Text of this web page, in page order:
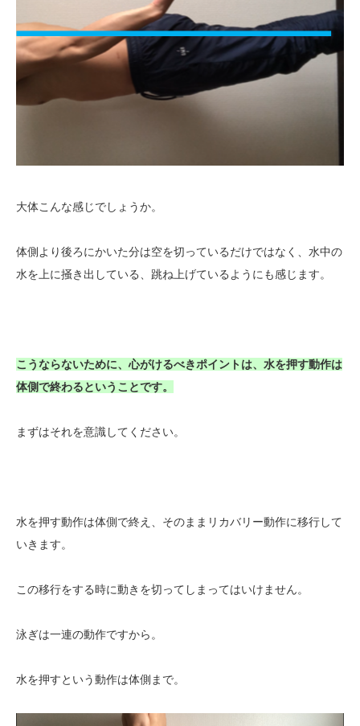
大体こんな感じでしょうか。
体側より後ろにかいた分は空を切っているだけではなく、水中の
水を上に掻き出している、跳ね上げているようにも感じます。
こうならないために、心がけるべきポイントは、水を押す動作は
体側で終わるということです。
まずはそれを意識してください。
水を押す動作は体側で終え、そのままリカバリー動作に移行して
いきます。
この移行をする時に動きを切ってしまってはいけません。
泳ぎは一連の動作ですから。
水を押すという動作は体側まで。